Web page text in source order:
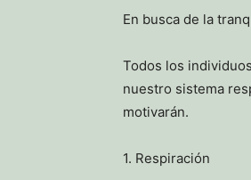
En busca de la
Todos los
nuestro sistema
motivarán.
1. Respiración